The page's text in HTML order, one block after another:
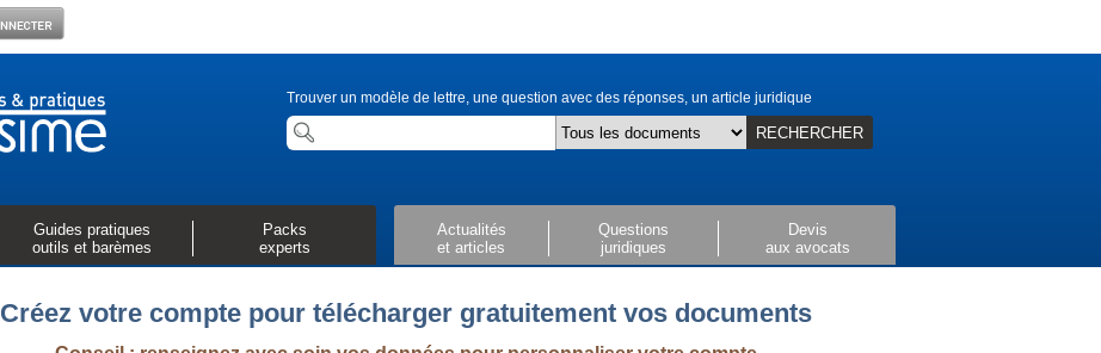
Trouver un modèle de lettre, une question avec des réponses, un article juridique
RECHERCHER
Guides pratiques
outils et barèmes
Packs
experts
Actualités
et articles
Questions
juridiques
Devis
aux avocats
Créez votre compte pour télécharger gratuitement vos documents